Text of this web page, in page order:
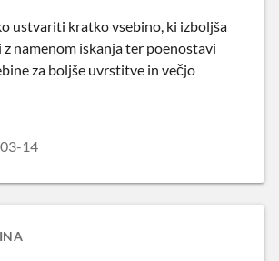
ustvariti kratko vsebino, ki izboljša
z namenom iskanja ter poenostavi
za boljše uvrstitve in večjo
14